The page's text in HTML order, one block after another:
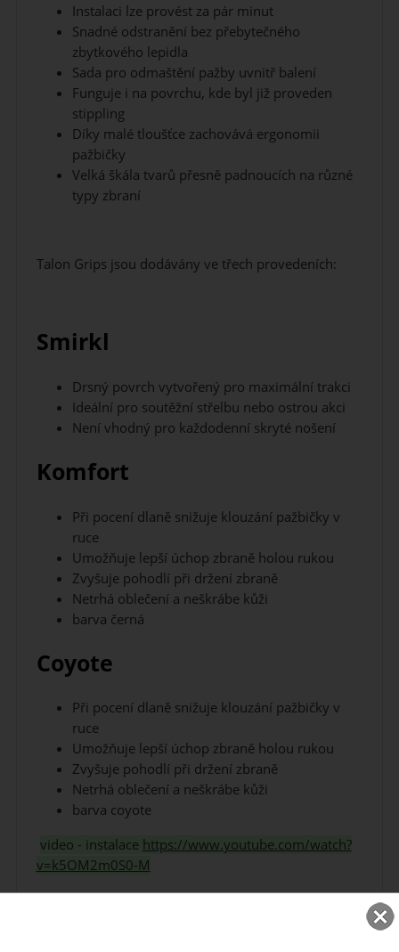
Instalaci lze provést za pár minut
Snadné odstranění bez přebytečného
zbytkového lepidla
Sada pro odmaštění pažby uvnitř balení
Funguje i na povrchu, kde byl již proveden
stippling
Díky malé tloušťce zachovává ergonomii
pažbičky
Velká škála tvarů přesně padnoucích na různé
typy zbraní
Talon Grips jsou dodávány ve třech provedeních:
Smirkl
Drsný povrch vytvořený pro maximální trakci
Ideální pro soutěžní střelbu nebo ostrou akci
Není vhodný pro každodenní skryté nošení
Komfort
Při pocení dlaně snižuje klouzání pažbičky v
ruce
Umožňuje lepší úchop zbraně holou rukou
Zvyšuje pohodlí při držení zbraně
Netrhá oblečení a neškrábe kůži
barva černá
Coyote
Při pocení dlaně snižuje klouzání pažbičky v
ruce
Umožňuje lepší úchop zbraně holou rukou
Zvyšuje pohodlí při držení zbraně
Netrhá oblečení a neškrábe kůži
barva coyote
video - instalace https://www.youtube.com/watch?
v=k5OM2m0S0-M